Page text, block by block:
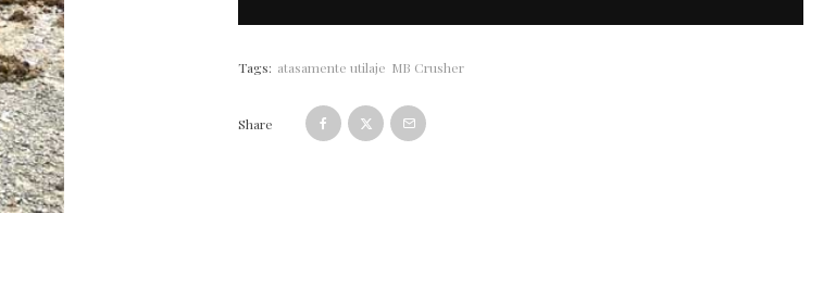
Tags: atasamente utilaje MB Crusher
Share